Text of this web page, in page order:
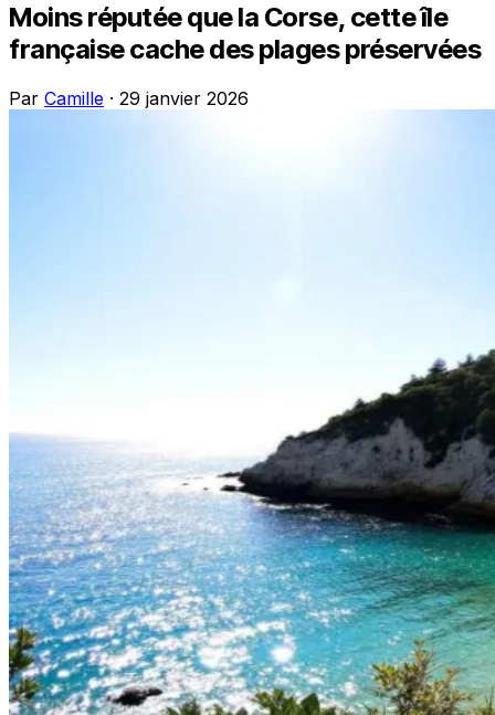
Moins réputée que la Corse, cette île
française cache des plages préservées
Par Camille · 29 janvier 2026